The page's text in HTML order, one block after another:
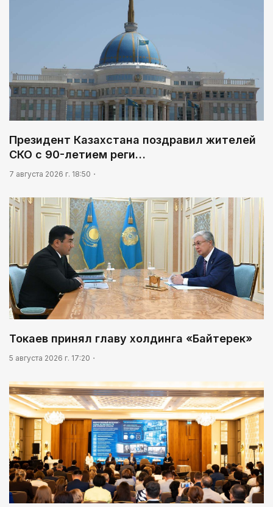
Президент Казахстана поздравил жителей
СКО с 90-летием реги…
7 августа 2026 г. 18:50
Токаев принял главу холдинга «Байтерек»
5 августа 2026 г. 17:20